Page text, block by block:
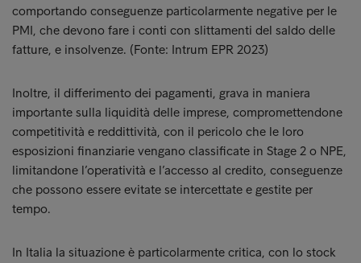
comportando conseguenze particolarmente negative per le
PMI, che devono fare i conti con slittamenti del saldo delle
fatture, e insolvenze. (Fonte: Intrum EPR 2023)
Inoltre, il differimento dei pagamenti, grava in maniera
importante sulla liquidità delle imprese, compromettendone
competitività e reddittività, con il pericolo che le loro
esposizioni finanziarie vengano classificate in Stage 2 o NPE,
limitandone l’operatività e l’accesso al credito, conseguenze
che possono essere evitate se intercettate e gestite per
tempo.
In Italia la situazione è particolarmente critica, con lo stock